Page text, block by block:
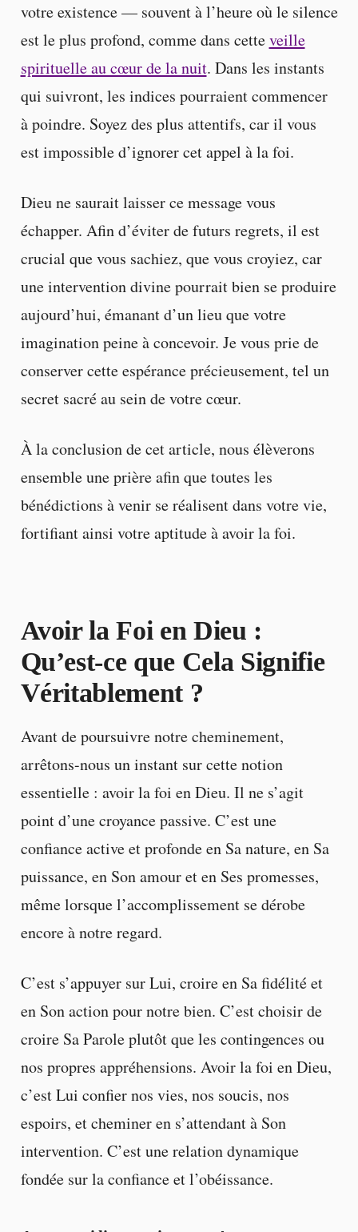
votre existence — souvent à l’heure où le silence
est le plus profond, comme dans cetteveille
spirituelle au cœur de la nuit. Dans les instants
qui suivront, les indices pourraient commencer
à poindre. Soyez des plus attentifs, car il vous
est impossible d’ignorer cet appel à la foi.
Dieu ne saurait laisser ce message vous
échapper. Afin d’éviter de futurs regrets, il est
crucial que vous sachiez, que vous croyiez, car
une intervention divine pourrait bien se produire
aujourd’hui, émanant d’un lieu que votre
imagination peine à concevoir. Je vous prie de
conserver cette espérance précieusement, tel un
secret sacré au sein de votre cœur.
À la conclusion de cet article, nous élèverons
ensemble une prière afin que toutes les
bénédictions à venir se réalisent dans votre vie,
fortifiant ainsi votre aptitude à avoir la foi.
Avoir la Foi en Dieu :
Qu’est-ce que Cela Signifie
Véritablement ?
Avant de poursuivre notre cheminement,
arrêtons-nous un instant sur cette notion
essentielle : avoir la foi en Dieu. Il ne s’agit
point d’une croyance passive. C’est une
confiance active et profonde en Sa nature, en Sa
puissance, en Son amour et en Ses promesses,
même lorsque l’accomplissement se dérobe
encore à notre regard.
C’est s’appuyer sur Lui, croire en Sa fidélité et
en Son action pour notre bien. C’est choisir de
croire Sa Parole plutôt que les contingences ou
nos propres appréhensions. Avoir la foi en Dieu,
c’est Lui confier nos vies, nos soucis, nos
espoirs, et cheminer en s’attendant à Son
intervention. C’est une relation dynamique
fondée sur la confiance et l’obéissance.